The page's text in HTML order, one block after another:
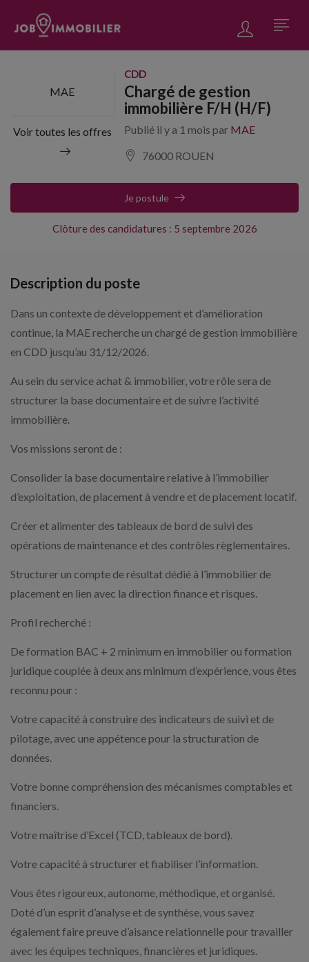
MAE
Voir toutes les offres
CDD
Chargé de gestion
immobilière F/H (H/F)
Publié il y a 1 mois par MAE
76000 ROUEN
Clôture des candidatures : 5 septembre 2026
Je postule
Description du poste
Dans un contexte de développement et d’amélioration
continue, la MAE recherche un chargé de gestion immobilière
en CDD jusqu’au 31/12/2026.
Au sein du service achat & immobilier, votre rôle sera de
structurer la base documentaire et de suivre l’activité
immobilière.
Vos missions seront de :
Consolider la base documentaire relative à l’immobilier
d’exploitation, de placement à vendre et de placement locatif.
Créer et alimenter des tableaux de bord de suivi des
opérations de maintenance et des contrôles règlementaires.
Structurer un compte de résultat dédié à l’immobilier de
placement en lien avec la direction finance et risques.
Profil recherché :
De formation BAC + 2 minimum en immobilier ou formation
juridique couplée à deux ans minimum d’expérience, vous êtes
reconnu pour :
Votre capacité à construire des indicateurs de suivi et de
pilotage, avec une appétence pour la structuration de
données.
Votre bonne compréhension des mécanismes comptables et
financiers.
Votre maîtrise d’Excel (TCD, tableaux de bord).
Votre capacité à structurer et fiabiliser l’information.
Vous êtes rigoureux, autonome, méthodique, et organisé.
Doté d’un esprit d’analyse et de synthèse, vous savez
également faire preuve d’aisance relationnelle pour travailler
avec les équipes techniques, financières et juridiques.